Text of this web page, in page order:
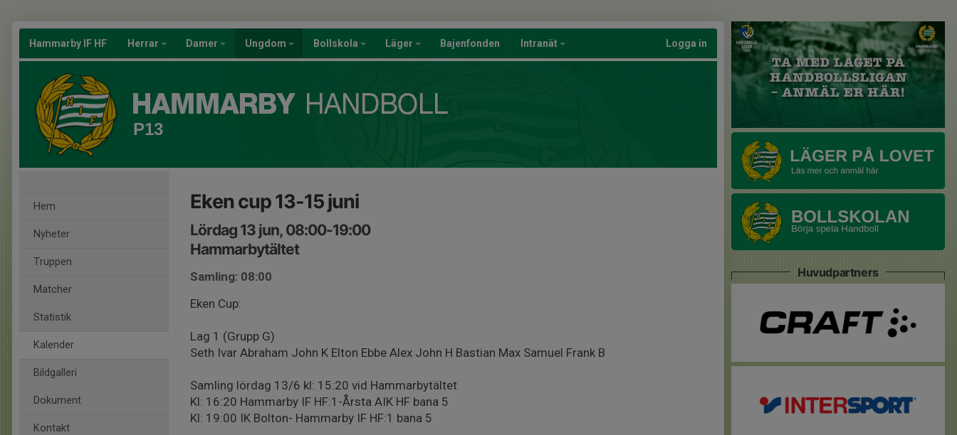
Hammarby IF HF Herrar Damer Ungdom Bollskola Läger Bajenfonden Intranät Logga in
P13
Hem
Nyheter
Truppen
Matcher
Statistik
Kalender
Bildgalleri
Dokument
Kontakt
Eken cup 13-15 juni
Lördag 13 jun, 08:00-19:00
Hammarbytältet
Samling: 08:00
Eken Cup:
Lag 1 (Grupp G)
Seth Ivar Abraham John K Elton Ebbe Alex John H Bastian Max Samuel Frank B
Samling lördag 13/6 kl: 15:20 vid Hammarbytältet
Kl: 16:20 Hammarby IF HF:1-Årsta AIK HF bana 5
Kl: 19:00 IK Bolton- Hammarby IF HF:1 bana 5
Huvudpartners